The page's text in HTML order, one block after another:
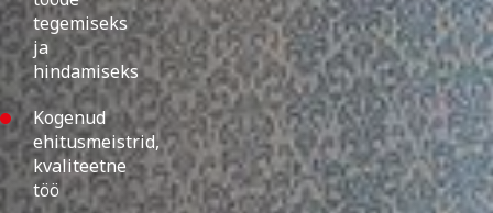
tegemiseks
ja
hindamiseks
Kogenud
ehitusmeistrid,
kvaliteetne
töö